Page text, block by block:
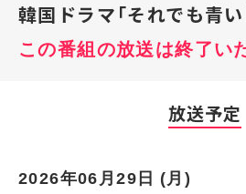
韓国ドラマ「それでも青い
この番組の放送は終了い
放送予定
2026年06月29日 (月)